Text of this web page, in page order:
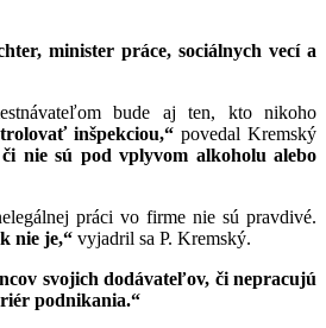
minister práce, sociálnych vecí a
bude aj ten, kto nikoho
inšpekciou,“povedal Kremský
nie sú pod vplyvom alkoholu alebo
práci vo firme nie sú pravdivé.
nie je,“ vyjadril sa P. Kremský.
svojich dodávateľov, či nepracujú
podnikania.“